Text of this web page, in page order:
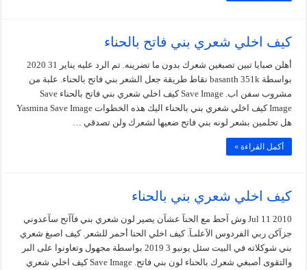
كيف اخلي شعري بني فاتح بالحناء
أهلن صبايا تبين تصبغين شعرك بدون ما تضرينه. تم الرد عليه يناير 31 2020
بواسطة basanth 351k نقاط طريقة جعل الشعر بني فاتح بالحناء. علبة من
مشروب سفن اب. Save Image كيف اخلي شعري بني فاتح بالحناء Save
Image كيف اخلي شعري بني بالحناء اليك هذه الخطوات Yasmina Save Image
هل تحلمين بشعر لونه بني فاتح ضعيها لشعرك ولن تصدقي …
أكمل القراءة »
كيف اخلي شعري بني بالحناء
Jul 11 2010 وش آحط مع الحنآ عشآن يصير لون شعري بني فآآتح سآعدوني
جزآكن ربي الفردوس الآعلىـآ. كيف اخلي الحنا أحمر للشعر. كيف اصبغ شعري
بني شوكلاته في البيت سئل يونيو 3 2019 بواسطة مجهول وتعاونوا على البر
والتقوى أصبغي شعرك بالحناء لون بني فاتح. Save Image كيف اخلي شعري